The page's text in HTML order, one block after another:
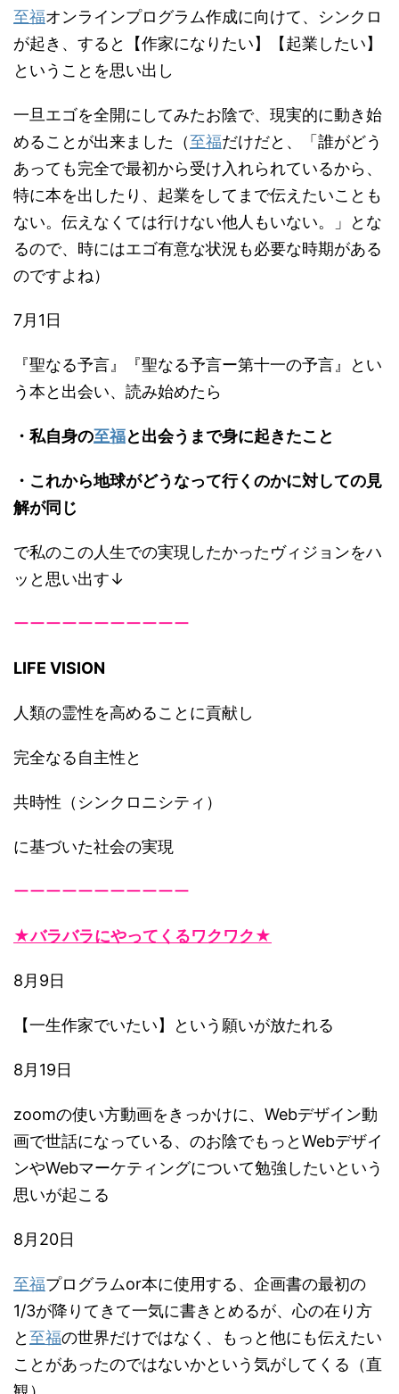
至福オンラインプログラム作成に向けて、シンクロ
が起き、すると【作家になりたい】【起業したい】
ということを思い出し
一旦エゴを全開にしてみたお陰で、現実的に動き始
めることが出来ました（至福だけだと、「誰がどう
あっても完全で最初から受け入れられているから、
特に本を出したり、起業をしてまで伝えたいことも
ない。伝えなくては行けない他人もいない。」とな
るので、時にはエゴ有意な状況も必要な時期がある
のですよね）
7月1日
『聖なる予言』『聖なる予言ー第十一の予言』とい
う本と出会い、読み始めたら
・私自身の至福と出会うまで身に起きたこと
・これから地球がどうなって行くのかに対しての見
解が同じ
で私のこの人生での実現したかったヴィジョンをハ
ッと思い出す↓
ーーーーーーーーーーー
LIFE VISION
人類の霊性を高めることに貢献し
完全なる自主性と
共時性（シンクロニシティ）
に基づいた社会の実現
ーーーーーーーーーーー
★バラバラにやってくるワクワク★
8月9日
【一生作家でいたい】という願いが放たれる
8月19日
zoomの使い方動画をきっかけに、Webデザイン動
画で世話になっている、のお陰でもっとWebデザイ
ンやWebマーケティングについて勉強したいという
思いが起こる
8月20日
至福プログラムor本に使用する、企画書の最初の
1/3が降りてきて一気に書きとめるが、心の在り方
と至福の世界だけではなく、もっと他にも伝えたい
ことがあったのではないかという気がしてくる（直